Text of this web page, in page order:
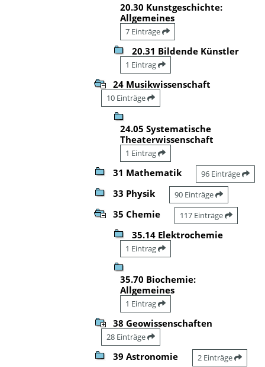
20.30 Kunstgeschichte:
Allgemeines
7 Einträge
20.31 Bildende Künstler
1 Eintrag
24 Musikwissenschaft
10 Einträge
24.05 Systematische
Theaterwissenschaft
1 Eintrag
31 Mathematik 96 Einträge
33 Physik 90 Einträge
35 Chemie 117 Einträge
35.14 Elektrochemie
1 Eintrag
35.70 Biochemie:
Allgemeines
1 Eintrag
38 Geowissenschaften
28 Einträge
39 Astronomie 2 Einträge